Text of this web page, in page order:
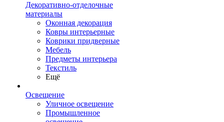
Декоративно-отделочные
материалы
Оконная декорация
Ковры интерьерные
Коврики придверные
Мебель
Предметы интерьера
Текстиль
Ещё
Освещение
Уличное освещение
Промышленное